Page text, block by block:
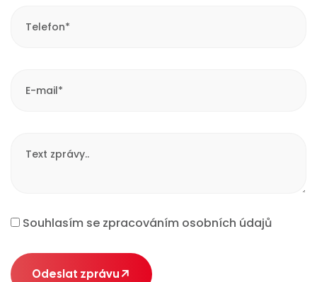
Souhlasím se zpracováním osobních údajů
Odeslat zprávu